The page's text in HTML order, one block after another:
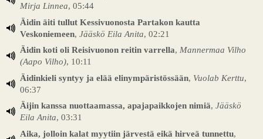
Mirja Linnea, 05:44
Äidin äiti tullut Kessivuonosta Partakon kautta
Veskoniemeen, Jääskö Eila Anita, 02:21
Äidin koti oli Reisivuonon reitin varrella, Mannermaa Vilho
(Aapo Vilho), 10:11
Äidinkieli syntyy ja elää elinympäristössään, Vuolab Kerttu,
06:37
Äijin kanssa nuottaamassa, apajapaikkojen nimiä, Jääskö
Eila Anita, 03:31
Aika, jolloin kalat myytiin järvestä eikä hirveä tunnettu,